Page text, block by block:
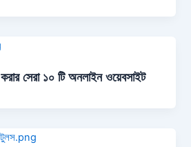
সেরা ১০ টি অনলাইন ওয়েবসাইট